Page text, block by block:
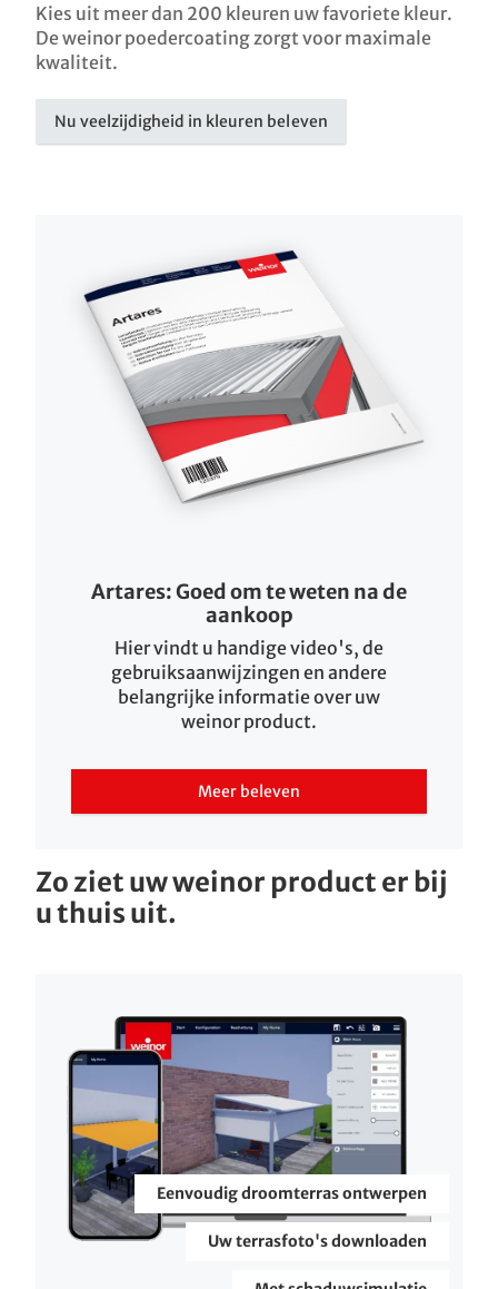
Kies uit meer dan 200 kleuren uw favoriete kleur.
De weinor poedercoating zorgt voor maximale
kwaliteit.
Nu veelzijdigheid in kleuren beleven
Artares: Goed om te weten na de
aankoop
Hier vindt u handige video's, de
gebruiksaanwijzingen en andere
belangrijke informatie over uw
weinor product.
Meer beleven
Zo ziet uw weinor product er bij
u thuis uit.
Eenvoudig droomterras ontwerpen
Uw terrasfoto's downloaden